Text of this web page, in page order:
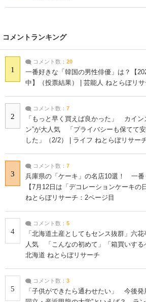
コメントランキング
1
コメント数： 20
一番好きな「韓国の男性俳優」は？【
中】（投票結果） | 芸能人 ねとらぼリサ
2
コメント数： 7
「もっと早く買えば良かった」 カイン
ン”が大人気 「プライバシーも保てて
した」（2/2） | ライフ ねとらぼリサー
3
コメント数： 7
兵庫県の「ケーキ」の名店10選！ 一番
【7月12日は「デコレーションケーキの
ねとらぼリサーチ：2ページ目
4
コメント数： 5
「北海道土産としてもセンス抜群」六花
人気 「こんなの初めて」「箱買いする
北海道 ねとらぼリサーチ
5
コメント数： 3
「子供ができたら通わせたい」 今後発